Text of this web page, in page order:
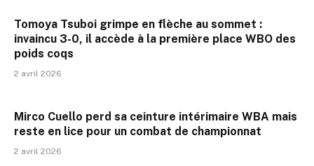
Tomoya Tsuboi grimpe en flèche au sommet :
invaincu 3-0, il accède à la première place WBO des
poids coqs
2 avril 2026
Mirco Cuello perd sa ceinture intérimaire WBA mais
reste en lice pour un combat de championnat
2 avril 2026